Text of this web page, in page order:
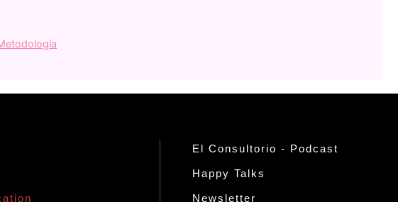
El Consultorio - Podcast
Happy Talks
Newsletter